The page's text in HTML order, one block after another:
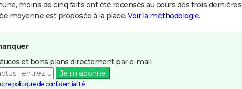
moins de cinq faits ont été recensés au cours des trois dernières
moyenne est proposée à la place. Voir la méthodologie.
et bons plans directement par e-mail.
Je m'abonne
politique de confidentialité